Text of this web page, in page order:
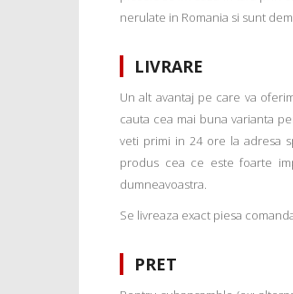
nerulate in Romania si sunt
LIVRARE
Un alt avantaj pe care va
cauta cea mai buna varianta
veti primi in 24 ore la adresa
produs cea ce este foarte
dumneavoastra.
Se livreaza exact piesa
PRET